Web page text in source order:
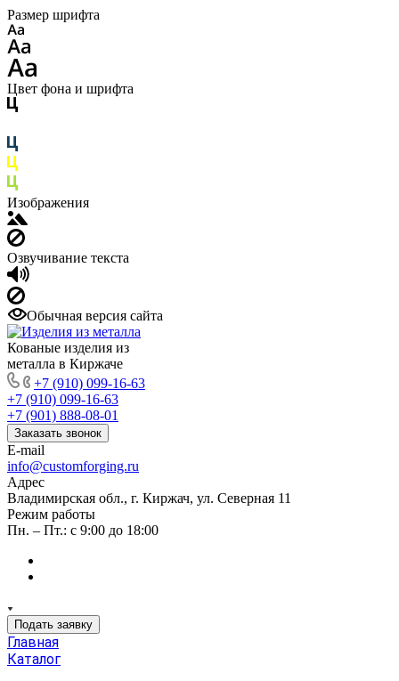
Размер шрифта
Цвет фона и шрифта
Изображения
Озвучивание текста
Обычная версия сайта
Кованые изделия из
металла в Киржаче
+7 (910) 099-16-63
+7 (910) 099-16-63
+7 (901) 888-08-01
Заказать звонок
E-mail
info@customforging.ru
Адрес
Владимирская обл., г. Киржач, ул. Северная 11
Режим работы
Пн. – Пт.: с 9:00 до 18:00
Подать заявку
Главная
Каталог